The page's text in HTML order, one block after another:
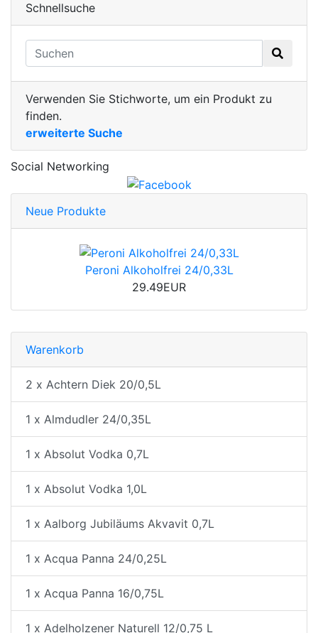
Schnellsuche
Verwenden Sie Stichworte, um ein Produkt zu
finden.
erweiterte Suche
Social Networking
Neue Produkte
Peroni Alkoholfrei 24/0,33L
29.49EUR
Warenkorb
2 x Achtern Diek 20/0,5L
1 x Almdudler 24/0,35L
1 x Absolut Vodka 0,7L
1 x Absolut Vodka 1,0L
1 x Aalborg Jubiläums Akvavit 0,7L
1 x Acqua Panna 24/0,25L
1 x Acqua Panna 16/0,75L
1 x Adelholzener Naturell 12/0,75 L